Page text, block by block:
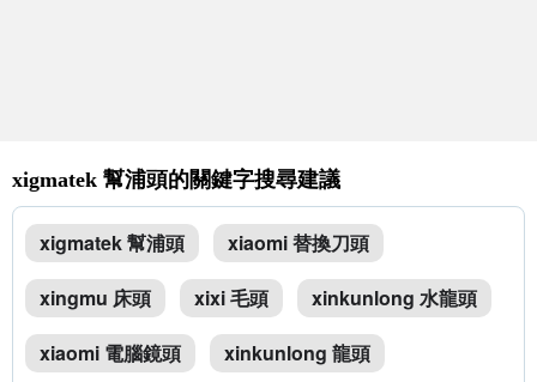
xigmatek 幫浦頭的關鍵字搜尋建議
xigmatek 幫浦頭
xiaomi 替換刀頭
xingmu 床頭
xixi 毛頭
xinkunlong 水龍頭
xiaomi 電腦鏡頭
xinkunlong 龍頭